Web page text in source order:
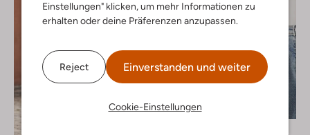
Einstellungen" klicken, um mehr Informationen zu
erhalten oder deine Präferenzen anzupassen.
Reject Einverstanden und weiter
Cookie-Einstellungen